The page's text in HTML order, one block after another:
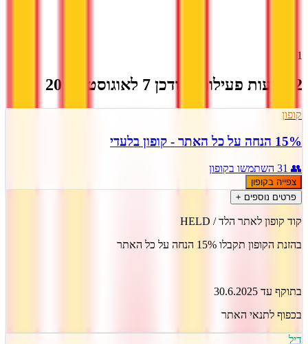
4.1
2 הצעות פעילות מעודכן 7 לאוגוסט 2026
קופון
15% הנחה על כל האתר - קופון בלעדי
👥
31 השתמשו בקופון
צפייה בקופון
פרטים נוספים +
קוד קופון לאתר הלד / HELD
בהזנת הקופון תקבלו 15% הנחה על כל האתר
בתוקף עד 30.6.2025
בכפוף לתנאי האתר
דיל